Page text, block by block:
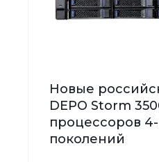
Новые
DEPO Storm
процессоров
поколений